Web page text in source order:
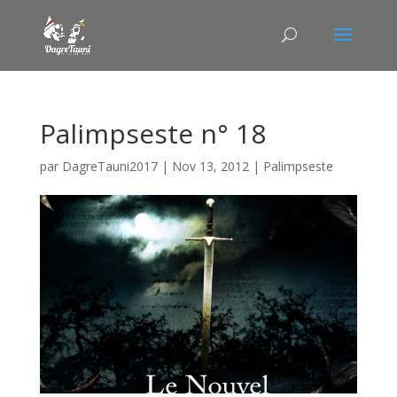
Palimpseste n° 18
par DagreTauni2017| Nov 13, 2012| Palimpseste